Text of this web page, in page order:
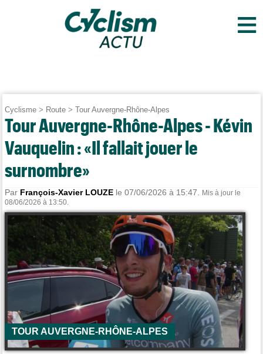
≡
Cyclisme > Route >Tour Auvergne-Rhône-Alpes
Tour Auvergne-Rhône-Alpes - Kévin
Vauquelin : «Il fallait jouer le
surnombre»
Par François-Xavier LOUZE le 07/06/2026 à 15:47.
Mis à jour le
08/06/2026 à 13:50.
TOUR AUVERGNE-RHÔNE-ALPES